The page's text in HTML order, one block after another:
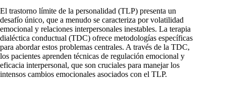
El trastorno límite de la personalidad (TLP) presenta un
desafío único, que a menudo se caracteriza por volatilidad
emocional y relaciones interpersonales inestables. La terapia
dialéctica conductual (TDC) ofrece metodologías específicas
para abordar estos problemas centrales. A través de la TDC,
los pacientes aprenden técnicas de regulación emocional y
eficacia interpersonal, que son cruciales para manejar los
intensos cambios emocionales asociados con el TLP.